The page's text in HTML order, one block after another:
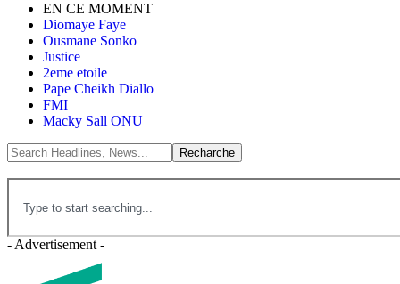
EN CE MOMENT
Diomaye Faye
Ousmane Sonko
Justice
2eme etoile
Pape Cheikh Diallo
FMI
Macky Sall ONU
- Advertisement -